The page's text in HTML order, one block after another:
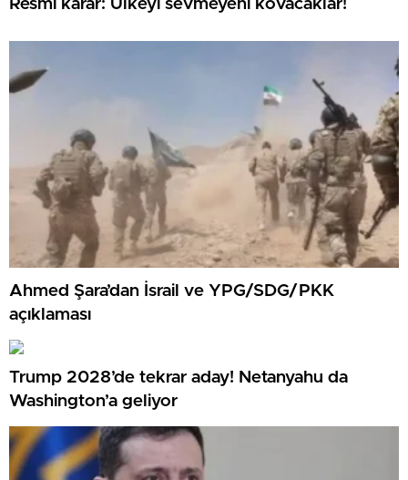
Resmi karar: Ülkeyi sevmeyeni kovacaklar!
Ahmed Şara’dan İsrail ve YPG/SDG/PKK
açıklaması
Trump 2028’de tekrar aday! Netanyahu da
Washington’a geliyor